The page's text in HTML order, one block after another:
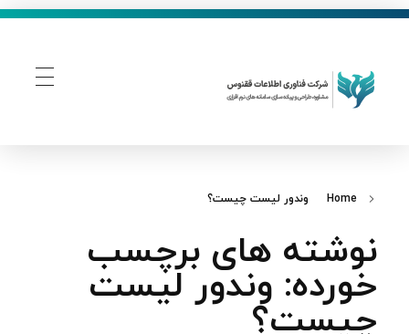
Home وندور لیست چیست؟
نوشته های برچسب
خورده: وندور لیست
چیست؟